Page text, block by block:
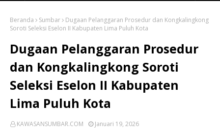
Beranda Sumbar
Dugaan Pelanggaran Prosedur dan Kongkalingkong
Soroti Seleksi Eselon II Kabupaten Lima Puluh Kota
Dugaan Pelanggaran Prosedur
dan Kongkalingkong Soroti
Seleksi Eselon II Kabupaten
Lima Puluh Kota
KAWASANSUMBAR.COM Januari 19, 2026